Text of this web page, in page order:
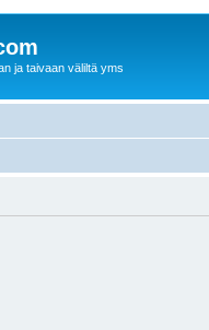
ja taivaan väliltä yms